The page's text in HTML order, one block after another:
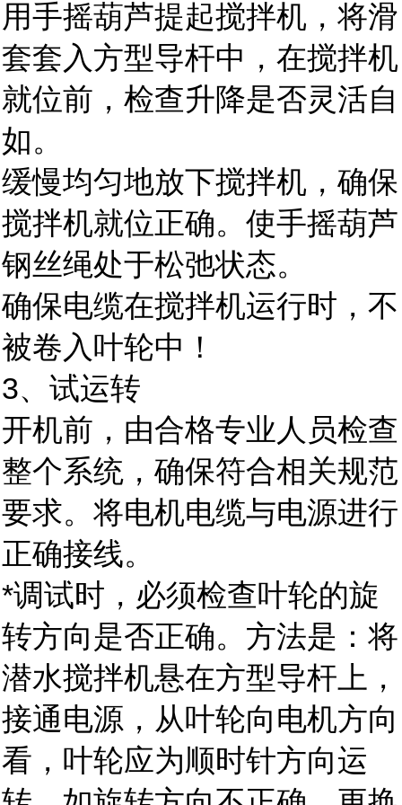
用手摇葫芦提起搅拌机，将滑
套套入方型导杆中，在搅拌机
就位前，检查升降是否灵活自
如。
缓慢均匀地放下搅拌机，确保
搅拌机就位正确。使手摇葫芦
钢丝绳处于松弛状态。
确保电缆在搅拌机运行时，不
被卷入叶轮中！
3、试运转
开机前，由合格专业人员检查
整个系统，确保符合相关规范
要求。将电机电缆与电源进行
正确接线。
*调试时，必须检查叶轮的旋
转方向是否正确。方法是：将
潜水搅拌机悬在方型导杆上，
接通电源，从叶轮向电机方向
看，叶轮应为顺时针方向运